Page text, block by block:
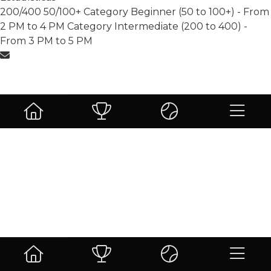
200/400 50/100+ Category Beginner (50 to 100+) - From
2 PM to 4 PM Category Intermediate (200 to 400) -
From 3 PM to 5 PM
Sin resultados.